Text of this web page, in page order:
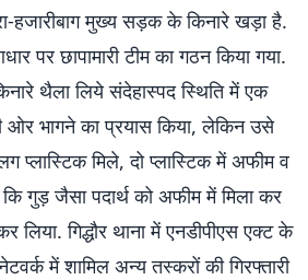
मुख्य सड़क के किनारे खड़ा है.
पर छापामारी टीम का गठन किया गया.
थैला लिये संदेहास्पद स्थिति में एक
ओर भागने का प्रयास किया, लेकिन उसे
मिले, दो प्लास्टिक में अफीम व
गुड़ जैसा पदार्थ को अफीम में मिला कर
गिद्धौर थाना में एनडीपीएस एक्ट के
में शामिल अन्य तस्करों की गिरफ्तारी